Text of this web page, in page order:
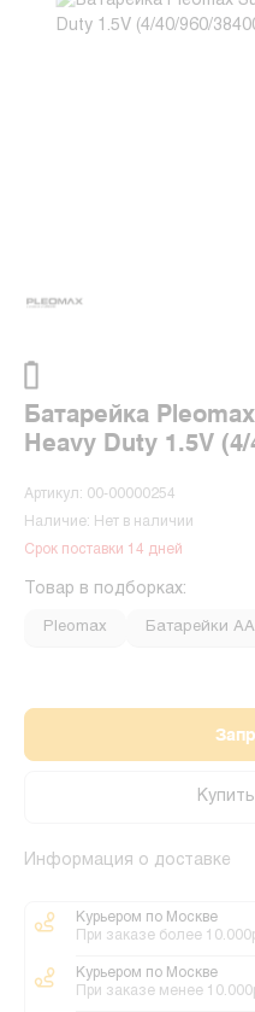
Батарейка
Heavy Duty 1.5V (4/
Артикул: 00-00000254
Наличие: Нет в наличии
Срок поставки 14 дней
Товар в подборках:
Pleomax Батарейки
Информация о доставке
Курьером по Москве
При заказе более
Курьером по Москве
При заказе менее